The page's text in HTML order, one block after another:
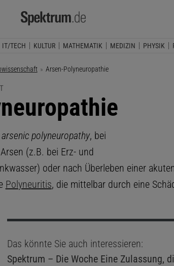
IT/TECH KULTUR MATHEMATIK MEDIZIN PHYSIK
Aktuelle Seite:
Arsen-Polyneuropathie
arsenic polyneuropathy, bei
(z.B. bei Erz- und
oder nach Überleben einer
Polyneuritis, die mittelbar durch eine
Das könnte Sie auch interessieren:
Spektrum – Die WocheEine Zulassung,